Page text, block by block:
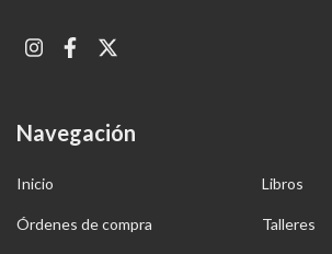
Navegación
Inicio Libros
Órdenes de compra Talleres